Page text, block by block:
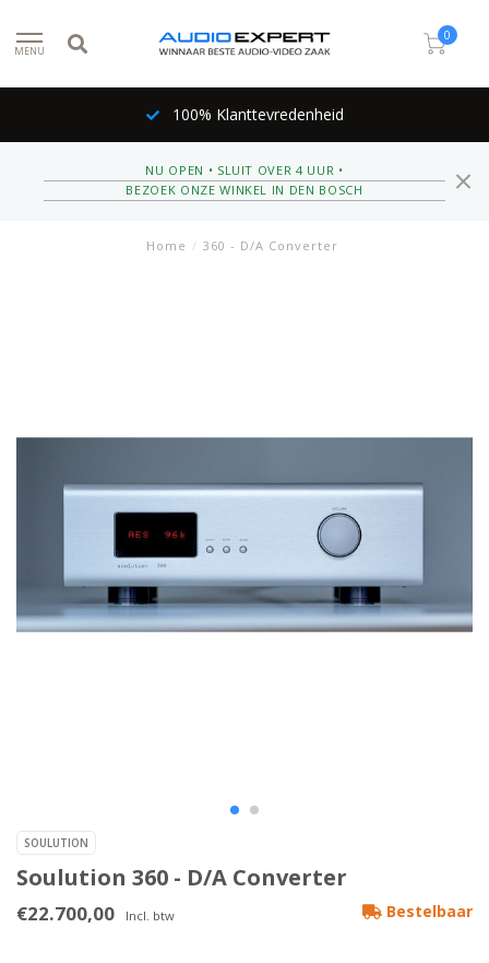
MENU
0
100% Klanttevredenheid
NU OPEN • SLUIT OVER 4 UUR •
BEZOEK ONZE WINKEL IN DEN BOSCH
Home / 360 - D/A Converter
SOULUTION
Soulution 360 - D/A Converter
€22.700,00 Incl. btw Bestelbaar